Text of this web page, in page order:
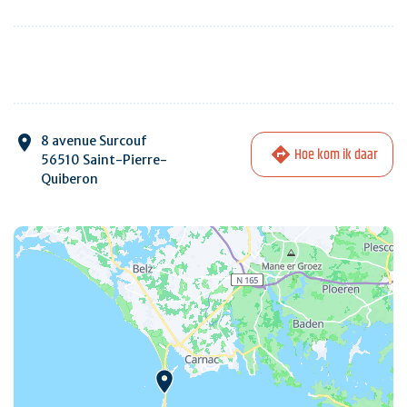
8 avenue Surcouf
56510 Saint-Pierre-
Quiberon
Hoe kom ik daar